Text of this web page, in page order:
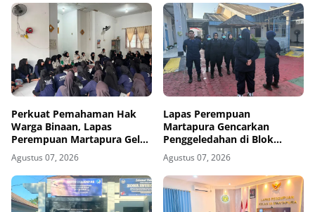
Perkuat Pemahaman Hak
Warga Binaan, Lapas
Perempuan Martapura Gelar
Sosialisasi Remisi dan
Integrasi
Agustus 07, 2026
Lapas Perempuan
Martapura Gencarkan
Penggeledahan di Blok
Maximum Security Selama
Dua Hari Berturut-turut
Agustus 07, 2026